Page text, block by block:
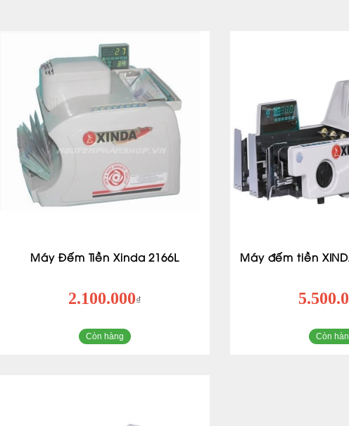
Máy Đếm Tiền Xinda 2166L
2.100.000₫
Còn hàng
Máy đếm tiền
Còn